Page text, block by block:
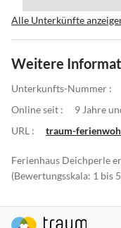
Alle Unterkünfte
Weitere
Unterkunfts-Nummer :
Online seit :
9 Jahre
URL :
traum-
Ferienhaus Deichperle
(Bewertungsskala: 1 bis